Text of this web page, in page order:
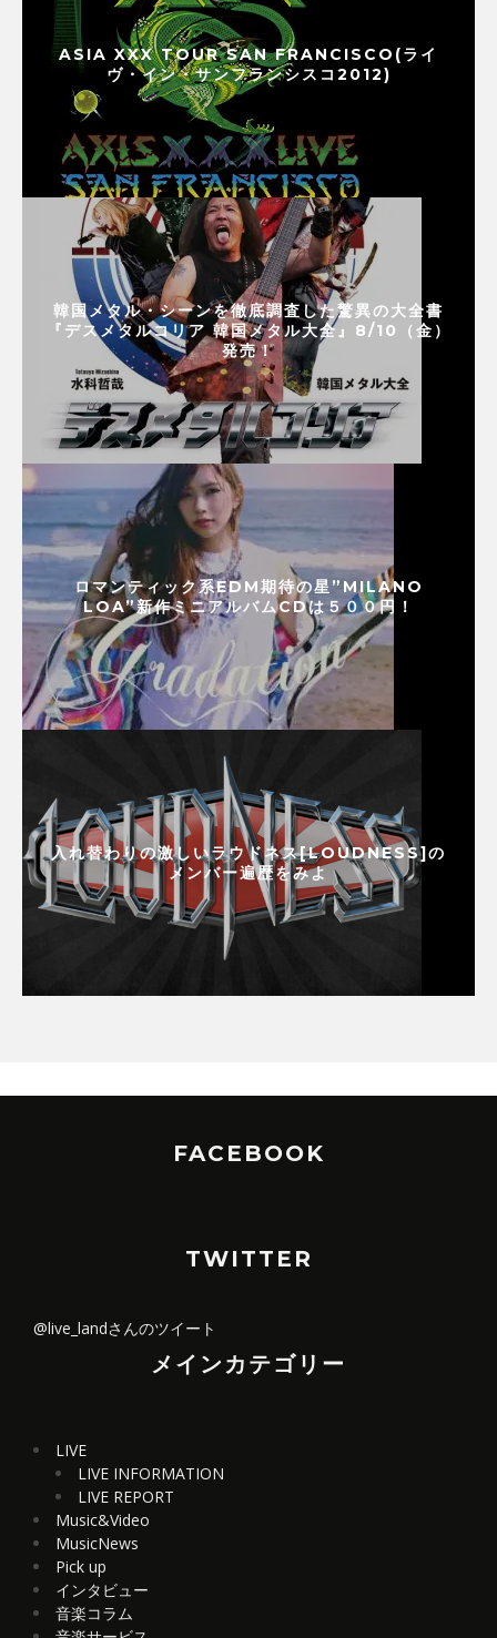
ASIA XXX TOUR SAN FRANCISCO(ライ
ヴ・イン・サンフランシスコ2012)
韓国メタル・シーンを徹底調査した驚異の大全書
『デスメタルコリア 韓国メタル大全』8/10（金）
発売！
ロマンティック系EDM期待の星”MILANO
LOA”新作ミニアルバムCDは５００円！
入れ替わりの激しいラウドネス[LOUDNESS]の
メンバー遍歴をみよ
FACEBOOK
TWITTER
@live_landさんのツイート
メインカテゴリー
LIVE
LIVE INFORMATION
LIVE REPORT
Music&Video
MusicNews
Pick up
インタビュー
音楽コラム